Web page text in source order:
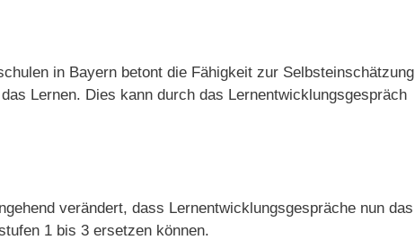
in Bayern betont die Fähigkeit zur Selbst­einschätzung
Lernen. Dies kann durch das Lernentwicklungsgespräch
verändert, dass Lernentwicklungs­gespräche nun das
1 bis 3 ersetzen können.